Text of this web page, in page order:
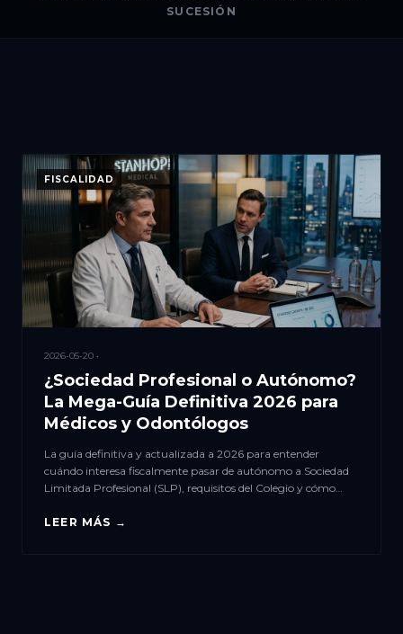
SUCESIÓN
FISCALIDAD
2026-05-20 •
¿Sociedad Profesional o Autónomo?
La Mega-Guía Definitiva 2026 para
Médicos y Odontólogos
La guía definitiva y actualizada a 2026 para entender
cuándo interesa fiscalmente pasar de autónomo a Sociedad
Limitada Profesional (SLP), requisitos del Colegio y cómo
LEER MÁS →